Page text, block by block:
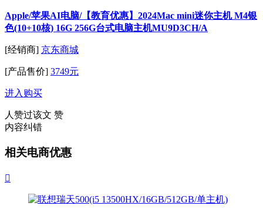
Apple/苹果AI电脑/【教育优惠】2024Mac mini迷你主机 M4银
色(10+10核) 16G 256G台式电脑主机MU9D3CH/A
[经销商] 京东商城
[产品售价] 3749元
进入购买
人赞过该文 赞
内容纠错
相关电商优惠
